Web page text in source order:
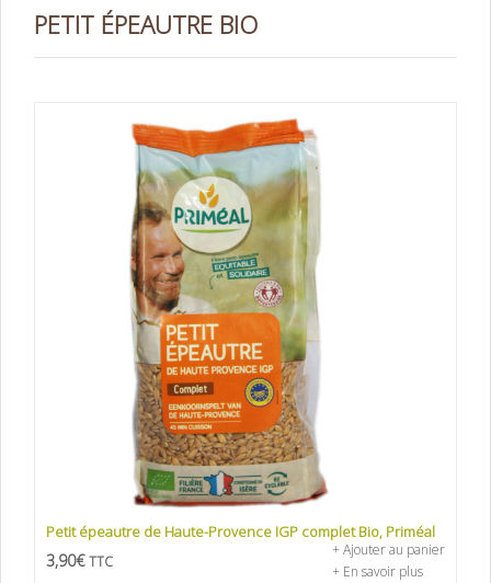
PETIT ÉPEAUTRE BIO
Petit épeautre de Haute-Provence IGP complet Bio, Priméal
3,90€ TTC
+ Ajouter au panier
+ En savoir plus